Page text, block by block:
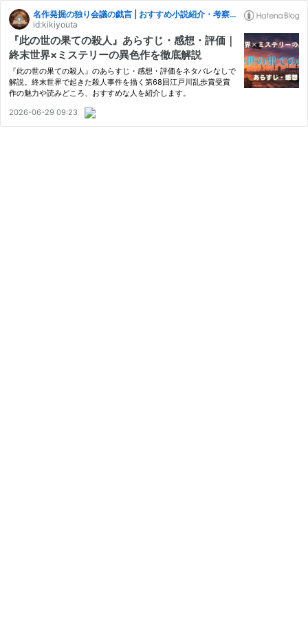
名作発掘の独り会議の戯言 | おすすめ小説紹介・考察ブログ
id:kikiyouta
『此の世の果ての殺人』あらすじ・感想・評価｜
終末世界×ミステリーの異色作を徹底解説
『此の世の果ての殺人』のあらすじ・感想・評価をネタバレなしで
解説。終末世界で起きた殺人事件を描く第68回江戸川乱歩賞受賞
作の魅力や読みどころ、おすすめな人を紹介します。
2026-06-29 09:23